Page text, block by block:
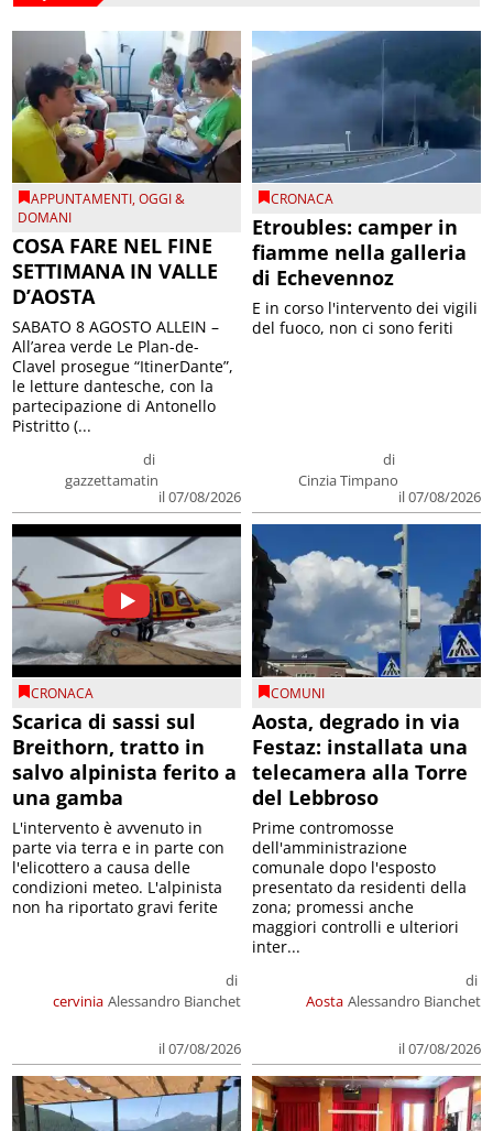
APPUNTAMENTI,OGGI &
DOMANI
COSA FARE NEL FINE
SETTIMANA IN VALLE
D’AOSTA
di
gazzettamatin
il 07/08/2026
SABATO 8 AGOSTO ALLEIN –
All’area verde Le Plan-de-
Clavel prosegue “ItinerDante”,
le letture dantesche, con la
partecipazione di Antonello
Pistritto (...
CRONACA
Etroubles: camper in
fiamme nella galleria
di Echevennoz
di
Cinzia Timpano
il 07/08/2026
E in corso l'intervento dei vigili
del fuoco, non ci sono feriti
CRONACA
Scarica di sassi sul
Breithorn, tratto in
salvo alpinista ferito a
una gamba
cervinia
di
Alessandro Bianchet
il 07/08/2026
L'intervento è avvenuto in
parte via terra e in parte con
l'elicottero a causa delle
condizioni meteo. L'alpinista
non ha riportato gravi ferite
COMUNI
Aosta, degrado in via
Festaz: installata una
telecamera alla Torre
del Lebbroso
Aosta
di
Alessandro Bianchet
il 07/08/2026
Prime contromosse
dell'amministrazione
comunale dopo l'esposto
presentato da residenti della
zona; promessi anche
maggiori controlli e ulteriori
inter...